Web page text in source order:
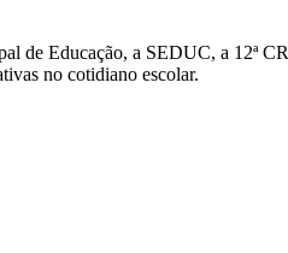
de Educação, a SEDUC, a 12ª
no cotidiano escolar.